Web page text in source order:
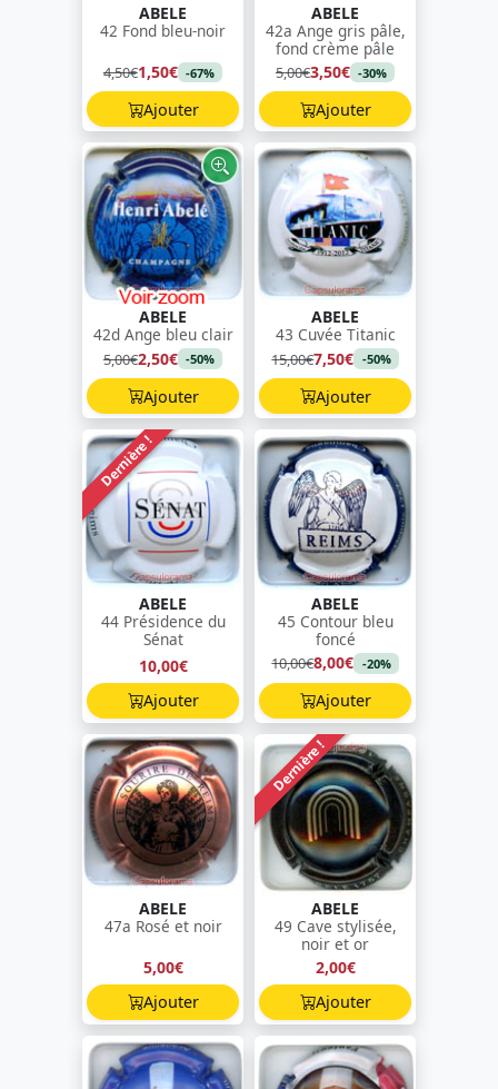
ABELE
42 Fond bleu-noir
4,50€1,50€ -67%
Ajouter
ABELE
42a Ange gris pâle,
fond crème pâle
5,00€3,50€ -30%
Ajouter
ABELE
42d Ange bleu clair
5,00€2,50€ -50%
Ajouter
ABELE
43 Cuvée Titanic
15,00€7,50€ -50%
Ajouter
Dernière !
ABELE
44 Présidence du
Sénat
10,00€
Ajouter
ABELE
45 Contour bleu
foncé
10,00€8,00€ -20%
Ajouter
ABELE
47a Rosé et noir
5,00€
Ajouter
Dernière !
ABELE
49 Cave stylisée,
noir et or
2,00€
Ajouter